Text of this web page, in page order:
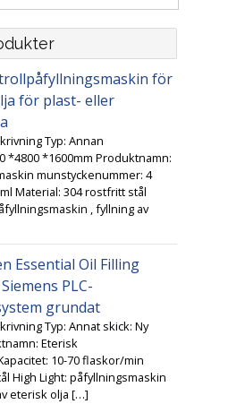
för
för plast- eller
Typ: Annan
*4800 *1600mm Produktnamn:
munstyckenummer: 4
Material: 304 rostfritt stål
, fyllning av
Essential Oil Filling
PLC-
grundat
Typ: Annat skick: Ny
Eterisk
10-70 flaskor/min
High Light: påfyllningsmaskin
eterisk olja […]